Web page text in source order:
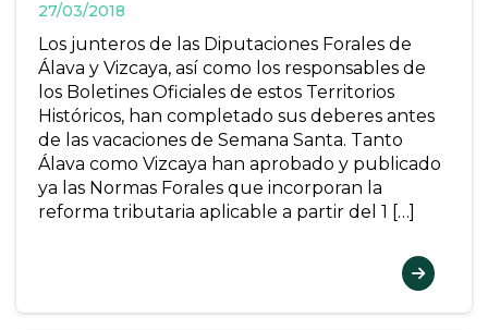
27/03/2018
Los junteros de las Diputaciones Forales de
Álava y Vizcaya, así como los responsables de
los Boletines Oficiales de estos Territorios
Históricos, han completado sus deberes antes
de las vacaciones de Semana Santa. Tanto
Álava como Vizcaya han aprobado y publicado
ya las Normas Forales que incorporan la
reforma tributaria aplicable a partir del 1 […]